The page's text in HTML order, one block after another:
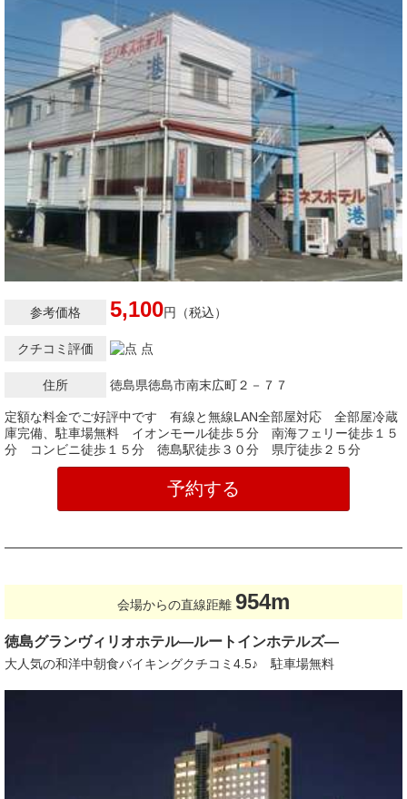
参考価格 5,100円（税込）
クチコミ評価 点
住所 徳島県徳島市南末広町２－７７
定額な料金でご好評中です 有線と無線LAN全部屋対応 全部屋冷蔵
庫完備、駐車場無料 イオンモール徒歩５分 南海フェリー徒歩１５
分 コンビニ徒歩１５分 徳島駅徒歩３０分 県庁徒歩２５分
予約する
会場からの直線距離 954m
徳島グランヴィリオホテル―ルートインホテルズ―
大人気の和洋中朝食バイキングクチコミ4.5♪ 駐車場無料